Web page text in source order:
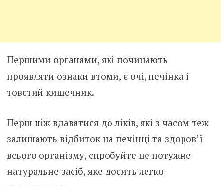
Першими органами, які починають
проявляти ознаки втоми, є очі, печінка і
товстий кишечник.
Перш ніж вдаватися до ліків, які з часом теж
залишають відбиток на печінці та здоров’ї
всього організму, спробуйте це потужне
натуральне засіб, яке досить легко